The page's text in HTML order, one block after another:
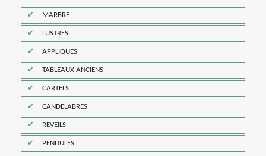
MARBRE
LUSTRES
APPLIQUES
TABLEAUX ANCIENS
CARTELS
CANDELABRES
REVEILS
PENDULES